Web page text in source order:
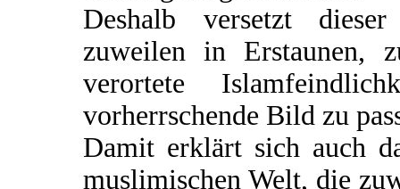
Deshalb versetzt
zuweilen in Erstaunen,
verortete
vorherrschende Bild zu
Damit erklärt sich auch
muslimischen Welt, die